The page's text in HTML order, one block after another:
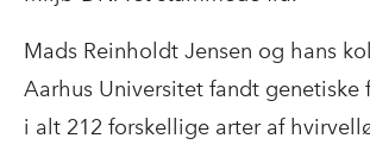
Mads Reinholdt Jensen og hans
Aarhus Universitet fandt genetiske
i alt 212 forskellige arter af